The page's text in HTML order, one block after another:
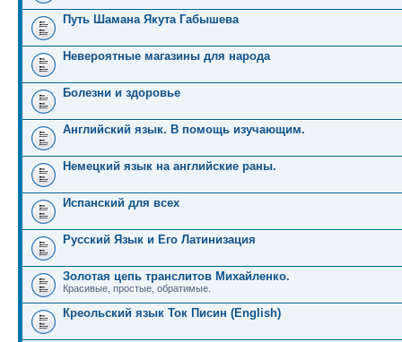
Путь Шамана Якута Габышева
Невероятные магазины для народа
Болезни и здоровье
Английский язык. В помощь изучающим.
Немецкий язык на английские раны.
Испанский для всех
Русский Язык и Его Латинизация
Золотая цепь транслитов Михайленко.
Красивые, простые, обратимые.
Креольский язык Ток Писин (English)